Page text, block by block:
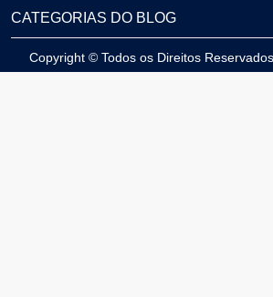
CATEGORIAS DO BLOG
Copyright © Todos os Direitos